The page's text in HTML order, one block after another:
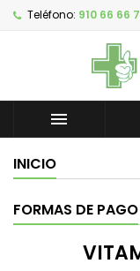
Teléfono: 910 66 66

INICIO
FORMAS DE PAGO